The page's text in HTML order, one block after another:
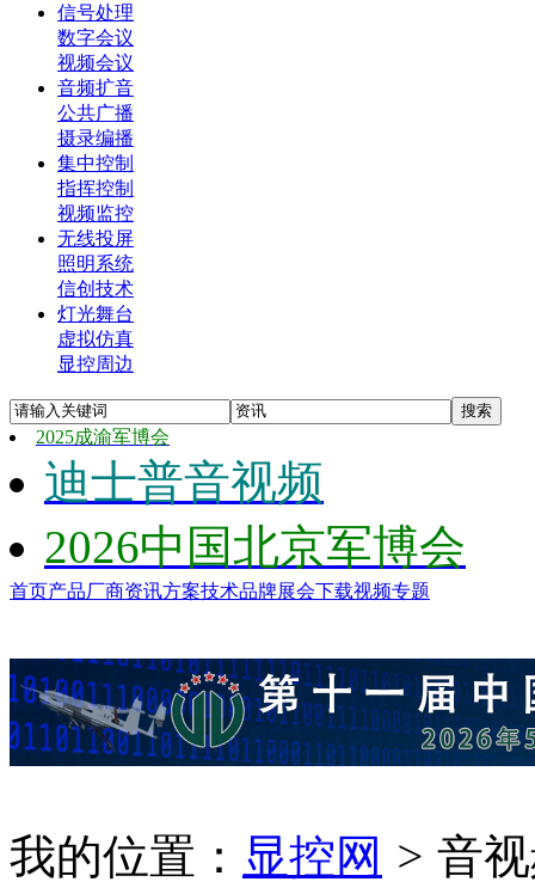
信号处理
数字会议
视频会议
音频扩音
公共广播
摄录编播
集中控制
指挥控制
视频监控
无线投屏
照明系统
信创技术
灯光舞台
虚拟仿真
显控周边
2025成渝军博会
迪士普音视频
2026中国北京军博会
首页产品厂商资讯方案技术品牌展会下载视频专题
我的位置： 显控网 > 音